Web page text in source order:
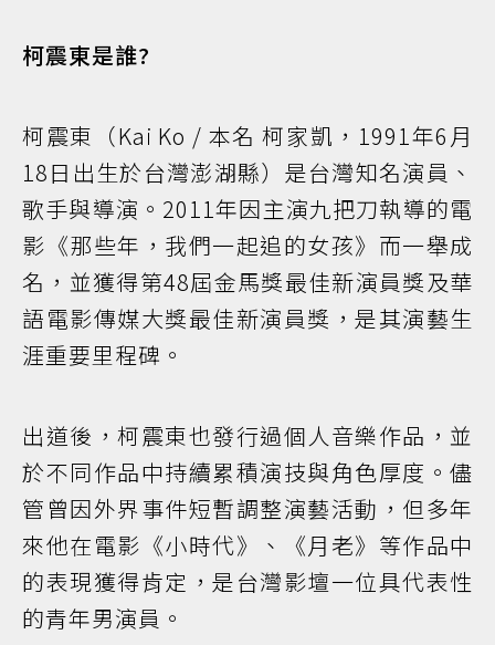
柯震東是誰?
柯震東（Kai Ko / 本名 柯家凱，1991年6月
18日出生於台灣澎湖縣）是台灣知名演員、
歌手與導演。2011年因主演九把刀執導的電
影《那些年，我們一起追的女孩》而一舉成
名，並獲得第48屆金馬獎最佳新演員獎及華
語電影傳媒大獎最佳新演員獎，是其演藝生
涯重要里程碑。
出道後，柯震東也發行過個人音樂作品，並
於不同作品中持續累積演技與角色厚度。儘
管曾因外界事件短暫調整演藝活動，但多年
來他在電影《小時代》、《月老》等作品中
的表現獲得肯定，是台灣影壇一位具代表性
的青年男演員。